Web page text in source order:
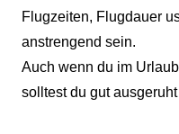
Flugzeiten, Flugdauer
anstrengend sein.
Auch wenn du im
solltest du gut